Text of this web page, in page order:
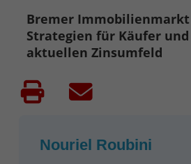
Bremer
Strategien für Käufer
aktuellen Zinsumfeld
Nouriel Roubini